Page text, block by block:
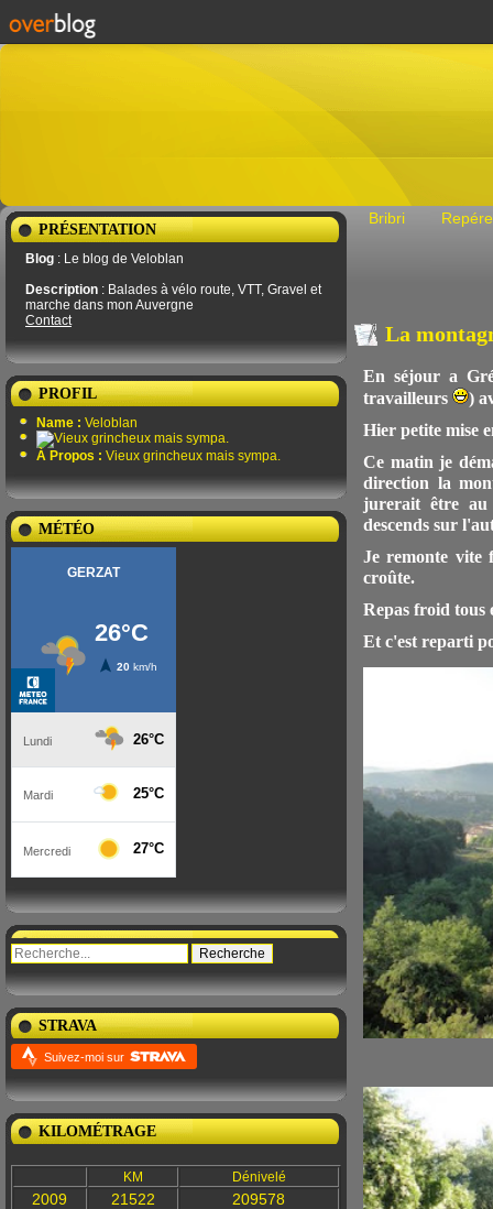
PRÉSENTATION
Blog : Le blog de Veloblan
Description : Balades à vélo route, VTT, Gravel et
marche dans mon Auvergne
Contact
PROFIL
Name : Veloblan
À Propos : Vieux grincheux mais sympa.
MÉTÉO
STRAVA
Suivez-moi sur
KILOMÉTRAGE
KM Dénivelé
2009 21522
209578
Bribri
La
En séjour a
travailleurs
)
Hier petite mise
Ce matin je
direction la
jurerait être au
descends sur
Je remonte vite
croûte.
Repas froid tous
Et c'est reparti